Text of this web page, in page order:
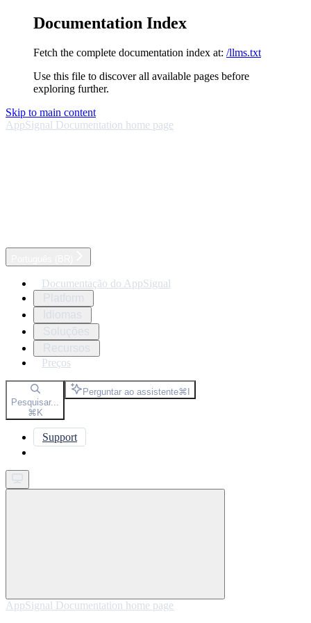
Documentation Index
Fetch the complete documentation index at: /llms.txt
Use this file to discover all available pages before
exploring further.
Skip to main content
AppSignal Documentation home page
Documentação do AppSignal
Preços
Pesquisar...
⌘K
Perguntar ao assistente⌘I
Support
AppSignal Documentation home page